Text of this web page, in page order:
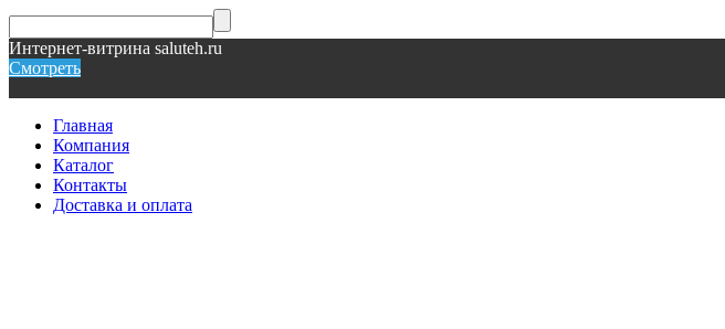
Интернет-витрина saluteh.ru
Смотреть
Главная
Компания
Каталог
Контакты
Доставка и оплата